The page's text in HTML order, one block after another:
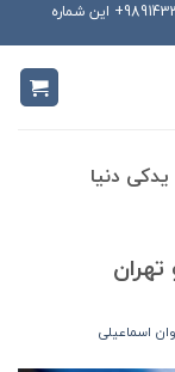
ارتباط سریع با مدیر فروش : مهندس اسماعیلی 989143332530+ این شماره
دنیا
اسماعیلی